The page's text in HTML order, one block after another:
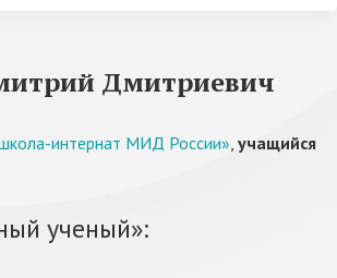
Дмитриевич
интернат МИД России», учащийся
ученый»: